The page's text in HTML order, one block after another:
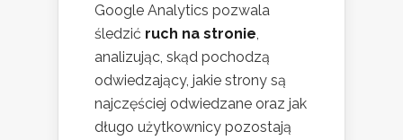
Google Analytics pozwala
śledzić ruch na stronie,
analizując, skąd pochodzą
odwiedzający, jakie strony są
najczęściej odwiedzane oraz jak
długo użytkownicy pozostają